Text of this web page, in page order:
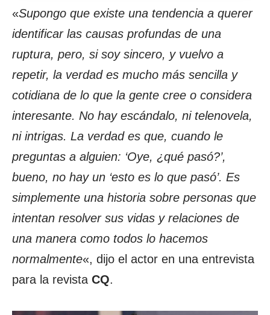
«Supongo que existe una tendencia a querer
identificar las causas profundas de una
ruptura, pero, si soy sincero, y vuelvo a
repetir, la verdad es mucho más sencilla y
cotidiana de lo que la gente cree o considera
interesante. No hay escándalo, ni telenovela,
ni intrigas. La verdad es que, cuando le
preguntas a alguien: ‘Oye, ¿qué pasó?’,
bueno, no hay un ‘esto es lo que pasó’. Es
simplemente una historia sobre personas que
intentan resolver sus vidas y relaciones de
una manera como todos lo hacemos
normalmente«, dijo el actor en una entrevista
para la revista CQ.